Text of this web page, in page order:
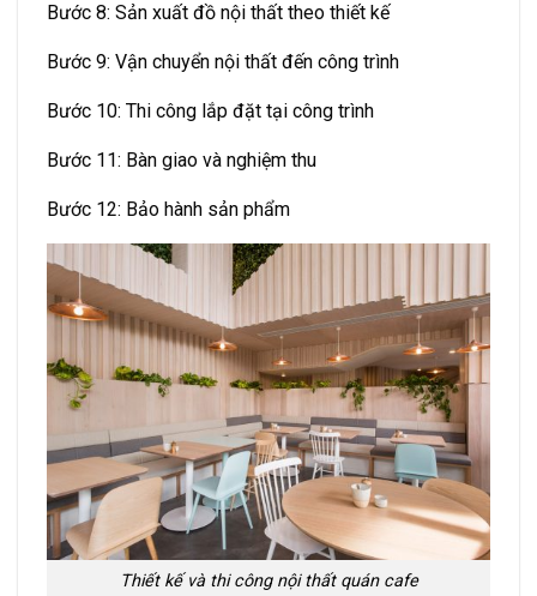
Bước 8: Sản xuất đồ nội thất theo thiết kế
Bước 9: Vận chuyển nội thất đến công trình
Bước 10: Thi công lắp đặt tại công trình
Bước 11: Bàn giao và nghiệm thu
Bước 12: Bảo hành sản phẩm
Thiết kế và thi công nội thất quán cafe